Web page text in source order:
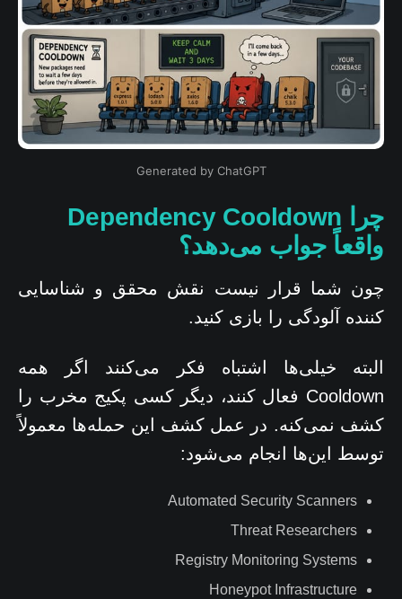
Generated by ChatGPT
چرا Dependency Cooldown
واقعاً جواب می‌دهد؟
چون شما قرار نیست نقش محقق و شناسایی
کننده آلودگی را بازی کنید.
البته خیلی‌ها اشتباه فکر می‌کنند اگر همه
Cooldown فعال کنند، دیگر کسی پکیج مخرب را
کشف نمی‌کنه. در عمل کشف این حمله‌ها معمولاً
توسط این‌ها انجام می‌شود:
Automated Security Scanners
Threat Researchers
Registry Monitoring Systems
Honeypot Infrastructure